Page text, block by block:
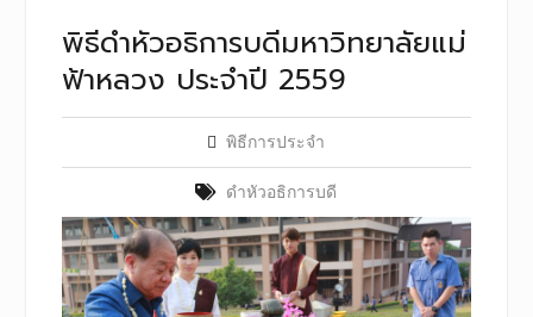
พิธีดำหัวอธิการบดีมหาวิทยาลัยแม่
ฟ้าหลวง ประจำปี 2559
พิธีการประจำ
ดำหัวอธิการบดี